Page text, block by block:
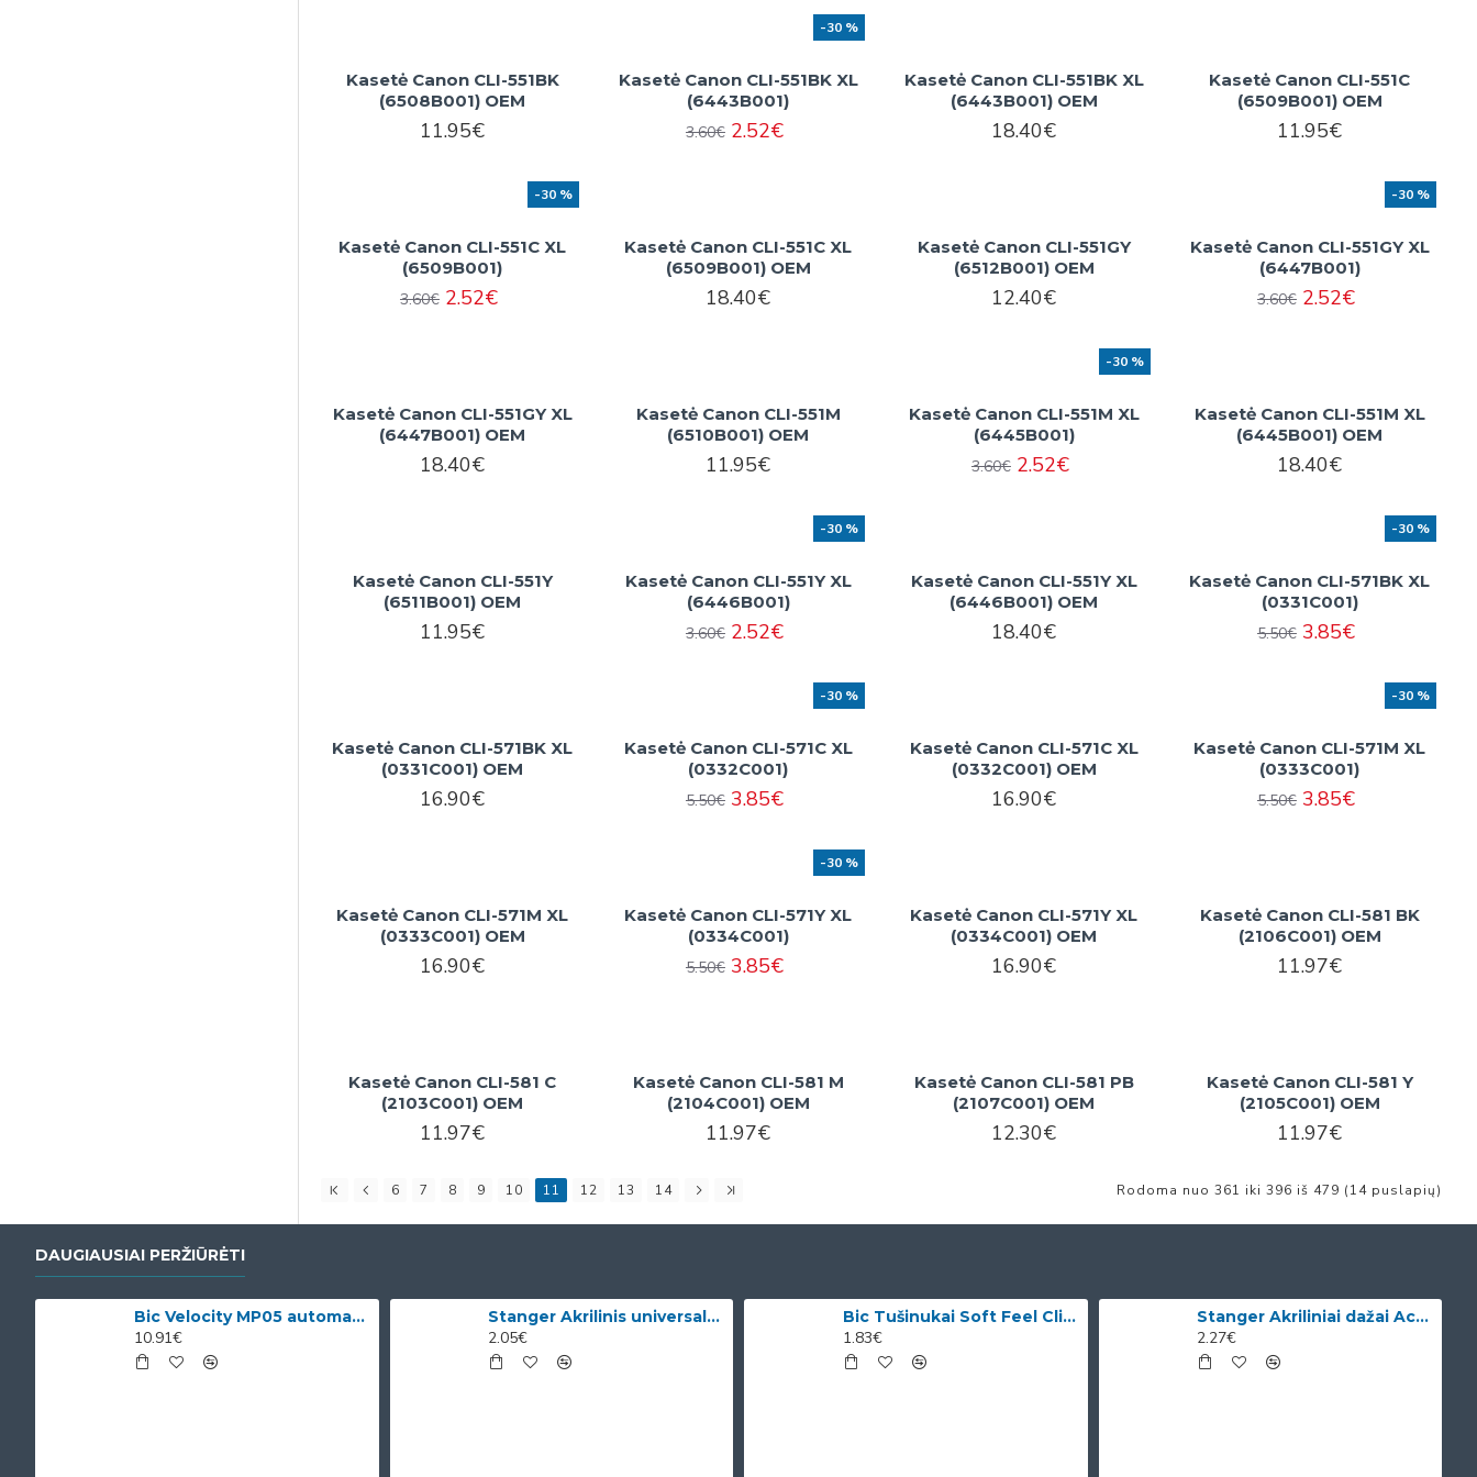
Kasetė Canon CLI-551BK
(6508B001) OEM
11.95€
-30 %
Kasetė Canon CLI-551BK XL
(6443B001)
3.60€ 2.52€
Kasetė Canon CLI-551BK XL
(6443B001) OEM
18.40€
Kasetė Canon CLI-551C
(6509B001) OEM
11.95€
-30 %
Kasetė Canon CLI-551C XL
(6509B001)
3.60€ 2.52€
Kasetė Canon CLI-551C XL
(6509B001) OEM
18.40€
Kasetė Canon CLI-551GY
(6512B001) OEM
12.40€
-30 %
Kasetė Canon CLI-551GY XL
(6447B001)
3.60€ 2.52€
Kasetė Canon CLI-551GY XL
(6447B001) OEM
18.40€
Kasetė Canon CLI-551M
(6510B001) OEM
11.95€
-30 %
Kasetė Canon CLI-551M XL
(6445B001)
3.60€ 2.52€
Kasetė Canon CLI-551M XL
(6445B001) OEM
18.40€
Kasetė Canon CLI-551Y
(6511B001) OEM
11.95€
-30 %
Kasetė Canon CLI-551Y XL
(6446B001)
3.60€ 2.52€
Kasetė Canon CLI-551Y XL
(6446B001) OEM
18.40€
-30 %
Kasetė Canon CLI-571BK XL
(0331C001)
5.50€ 3.85€
Kasetė Canon CLI-571BK XL
(0331C001) OEM
16.90€
-30 %
Kasetė Canon CLI-571C XL
(0332C001)
5.50€ 3.85€
Kasetė Canon CLI-571C XL
(0332C001) OEM
16.90€
-30 %
Kasetė Canon CLI-571M XL
(0333C001)
5.50€ 3.85€
Kasetė Canon CLI-571M XL
(0333C001) OEM
16.90€
-30 %
Kasetė Canon CLI-571Y XL
(0334C001)
5.50€ 3.85€
Kasetė Canon CLI-571Y XL
(0334C001) OEM
16.90€
Kasetė Canon CLI-581 BK
(2106C001) OEM
11.97€
Kasetė Canon CLI-581 C
(2103C001) OEM
11.97€
Kasetė Canon CLI-581 M
(2104C001) OEM
11.97€
Kasetė Canon CLI-581 PB
(2107C001) OEM
12.30€
Kasetė Canon CLI-581 Y
(2105C001) OEM
11.97€
6 7 8 9 10 11 12 13 14 Rodoma nuo 361 iki 396 iš 479 (14 puslapių)
DAUGIAUSIAI PERŽIŪRĖTI
Bic Velocity MP05 automatinis pieštukas su 3 x 0.5mm HB grafitais (dėžutėje 12vnt. skirtingomis korp
10.91€
Stanger Akrilinis universalus lakas, žvilgančio aukso efektas, 82 ml, 1 vnt KI12780A
2.05€
Bic Tušinukai Soft Feel Clic Fun, skirtingų spalvų, 4 vnt.
1.83€
Stanger Akriliniai dažai Acrylic Paints 75 ml, citrinos geltonumo 950101
2.27€